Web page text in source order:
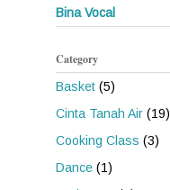
Bina Vocal
Category
Basket (5)
Cinta Tanah Air (19)
Cooking Class (3)
Dance (1)